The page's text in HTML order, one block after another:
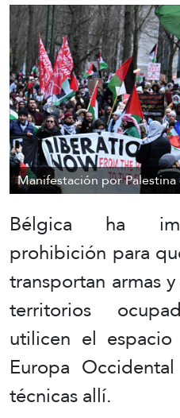
Manifestación por Palestina
Bélgica ha
prohibición para
transportan armas
territorios
utilicen el
Europa
técnicas allí.